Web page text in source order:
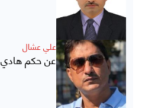
علي عشال
عن حكم هادي